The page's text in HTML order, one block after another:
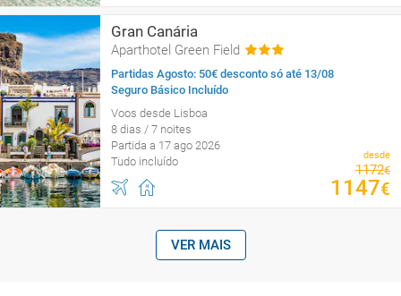
Gran Canária
Aparthotel Green Field
Partidas Agosto: 50€ desconto só até 13/08
Seguro Básico Incluído
Voos desde Lisboa
8 dias / 7 noites
Partida a 17 ago 2026
Tudo incluído
desde
1172€
1147€
VER MAIS